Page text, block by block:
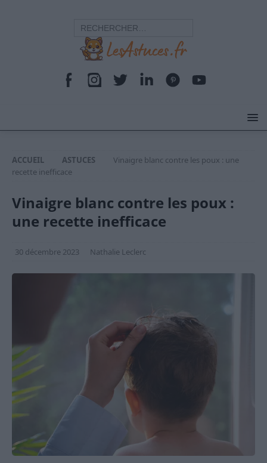
ACCUEIL ASTUCES
Vinaigre blanc contre les poux : une
recette inefficace
Vinaigre blanc contre les poux :
une recette inefficace
30 décembre 2023 Nathalie Leclerc